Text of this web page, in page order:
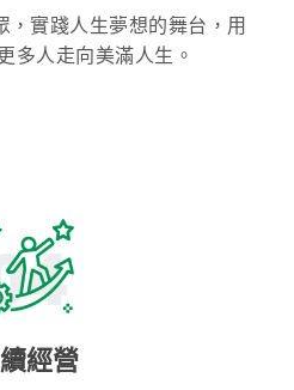
，實踐人生夢想的舞台，用
多人走向美滿人生。
經營